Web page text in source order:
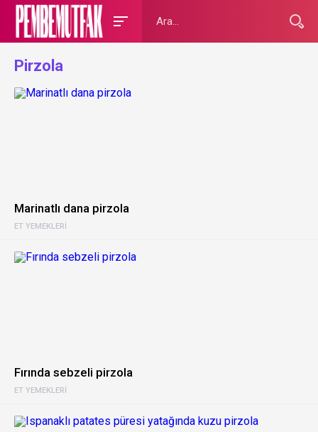
Pirzola
ET YEMEKLERI
Marinatlı dana pirzola
ET YEMEKLERI
Fırında sebzeli pirzola